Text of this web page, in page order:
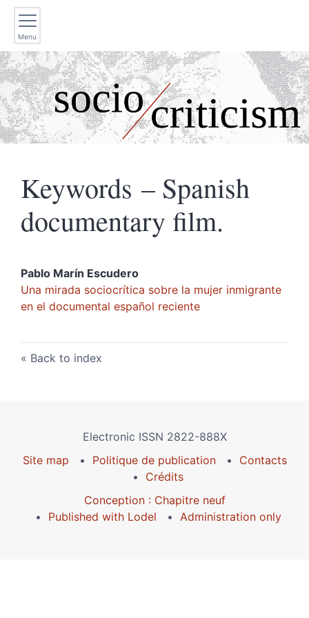
Menu
Keywords – Spanish
documentary film.
Pablo Marín Escudero
Una mirada sociocrítica sobre la mujer inmigrante
en el documental español reciente
Back to index
Electronic ISSN 2822-888X
Site map
Politique de publication
Contacts
Crédits
Conception : Chapitre neuf
Published with Lodel
Administration only